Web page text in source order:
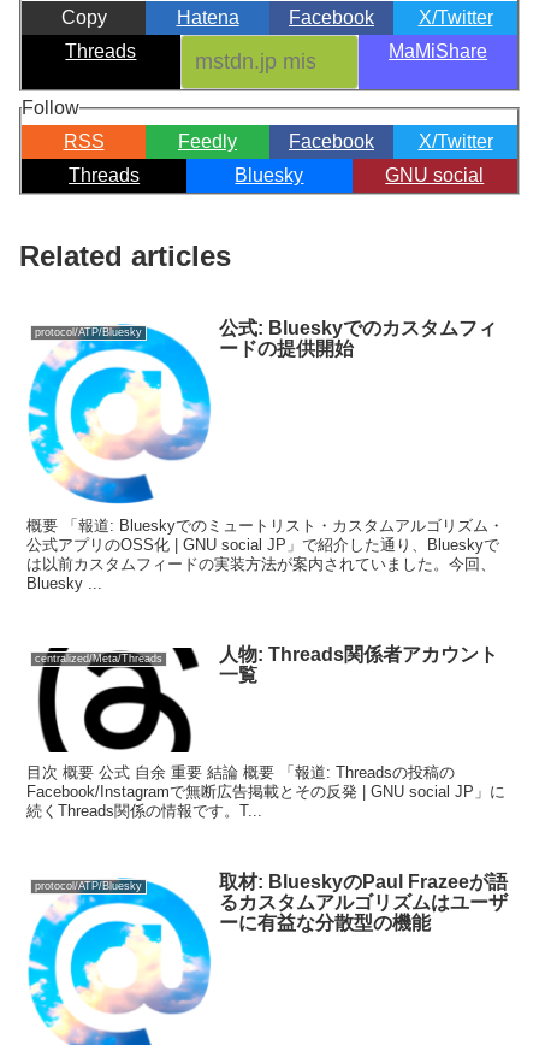
Copy Hatena Facebook
X/Twitter
Threads
MaMiShare
Follow
RSS
Feedly Facebook
X/Twitter
Threads
Bluesky GNU social
Related articles
protocol/ATP/Bluesky
公式: Blueskyでのカスタムフィ
ードの提供開始
概要 「報道: Blueskyでのミュートリスト・カスタムアルゴリズム・
公式アプリのOSS化 | GNU social JP」で紹介した通り、Blueskyで
は以前カスタムフィードの実装方法が案内されていました。今回、
Bluesky ...
centralized/Meta/Threads
人物: Threads関係者アカウント
一覧
目次 概要 公式 自余 重要 結論 概要 「報道: Threadsの投稿の
Facebook/Instagramで無断広告掲載とその反発 | GNU social JP」に
続くThreads関係の情報です。T...
protocol/ATP/Bluesky
取材: BlueskyのPaul Frazeeが語
るカスタムアルゴリズムはユーザ
ーに有益な分散型の機能